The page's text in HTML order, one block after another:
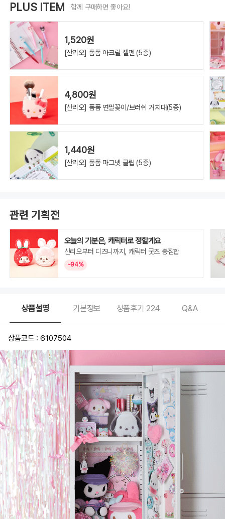
PLUS ITEM 함께 구매하면 좋아요!
1,520원
[산리오] 폼폼 아크릴 젤펜 (5종)
4,800원
[산리오] 폼폼 연필꽂이/브러쉬 거치대(5종)
1,440원
[산리오] 폼폼 마그넷 클립 (5종)
관련 기획전
오늘의 기분은, 캐릭터로 정할게요
산리오부터 디즈니까지, 캐릭터 굿즈 총집합
~94%
상품설명 기본정보 상품후기 224 Q&A
상품코드 : 6107504